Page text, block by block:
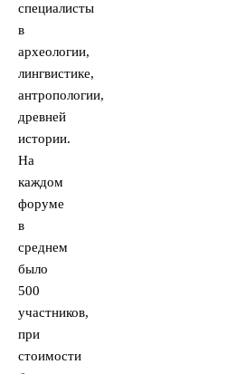
специалисты
в
археологии,
лингвистике,
антропологии,
древней
истории.
На
каждом
форуме
в
среднем
было
500
участников,
при
стоимости